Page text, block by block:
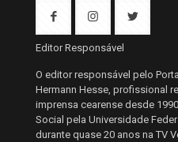
Editor Responsável
O editor responsável pelo
Hermann Hesse, profissional
imprensa cearense desde
Social pela Universidade
durante quase 20 anos na TV